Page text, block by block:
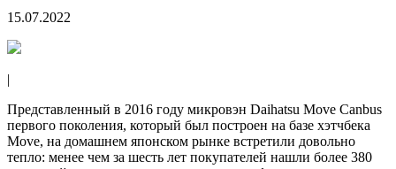
15.07.2022
|
Представленный в 2016 году микровэн Daihatsu Move Canbus
первого поколения, который был построен на базе хэтчбека
Move, на домашнем японском рынке встретили довольно
тепло: менее чем за шесть лет покупателей нашли более 380